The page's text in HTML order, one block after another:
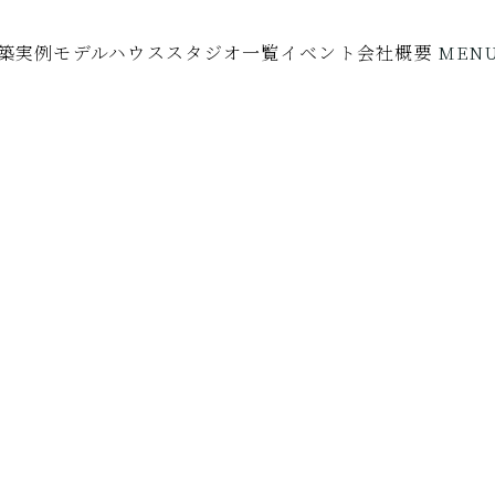
実例モデルハウススタジオ一覧イベント 会社概要